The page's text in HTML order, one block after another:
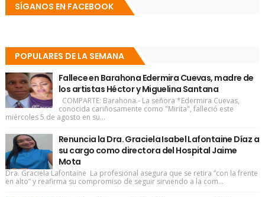
SÍGANOS EN FACEBOOK
POPULARES DE LA SEMANA
Fallece en Barahona Edermira Cuevas, madre de
los artistas Héctor y Miguelina Santana
COMPARTE: Barahona.- La señora *Edermira Cuevas,
conocida cariñosamente como "Mirita", falleció este
miércoles 5 de agosto en su...
Renuncia la Dra. Graciela Isabel Lafontaine Díaz a
su cargo como directora del Hospital Jaime
Mota
Dra. Graciela Lafontaine La profesional asegura que se retira “con la frente
en alto” y reafirma su compromiso de seguir sirviendo a la com...